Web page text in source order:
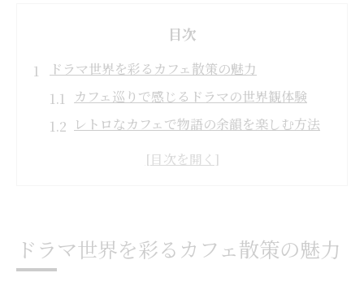
目次
ドラマ世界を彩るカフェ散策の魅力
カフェ巡りで感じるドラマの世界観体験
レトロなカフェで物語の余韻を楽しむ方法
京都のカフェならではの魅力的な散策術
余韻
ドラマ世界を彩るカフェ散策の魅力